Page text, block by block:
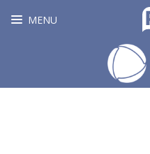
MENU